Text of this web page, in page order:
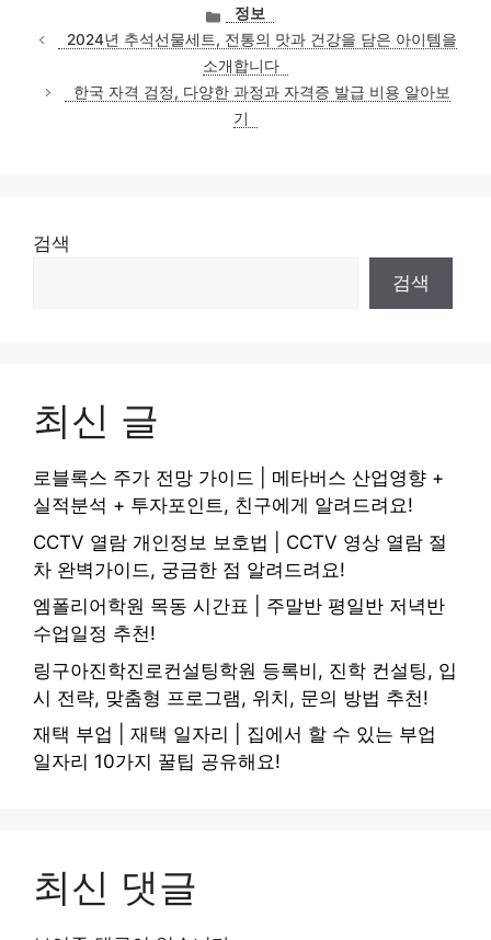
카
테
고
리
정보
2024년 추석선물세트, 전통의 맛과 건강을 담은 아이템을
소개합니다
한국 자격 검정, 다양한 과정과 자격증 발급 비용 알아보
기
검색
검색
최신 글
로블록스 주가 전망 가이드 | 메타버스 산업영향 +
실적분석 + 투자포인트, 친구에게 알려드려요!
CCTV 열람 개인정보 보호법 | CCTV 영상 열람 절
차 완벽가이드, 궁금한 점 알려드려요!
엠폴리어학원 목동 시간표 | 주말반 평일반 저녁반
수업일정 추천!
링구아진학진로컨설팅학원 등록비, 진학 컨설팅, 입
시 전략, 맞춤형 프로그램, 위치, 문의 방법 추천!
재택 부업 | 재택 일자리 | 집에서 할 수 있는 부업
일자리 10가지 꿀팁 공유해요!
최신 댓글